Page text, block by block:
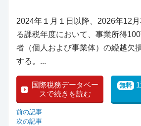
2024年１月１日以降、2026年12
る課税年度において、事業所得
者（個人および事業体）の繰越欠
する。...
国際税務データベー
スで続きを読む
無料 1
前の記事
次の記事